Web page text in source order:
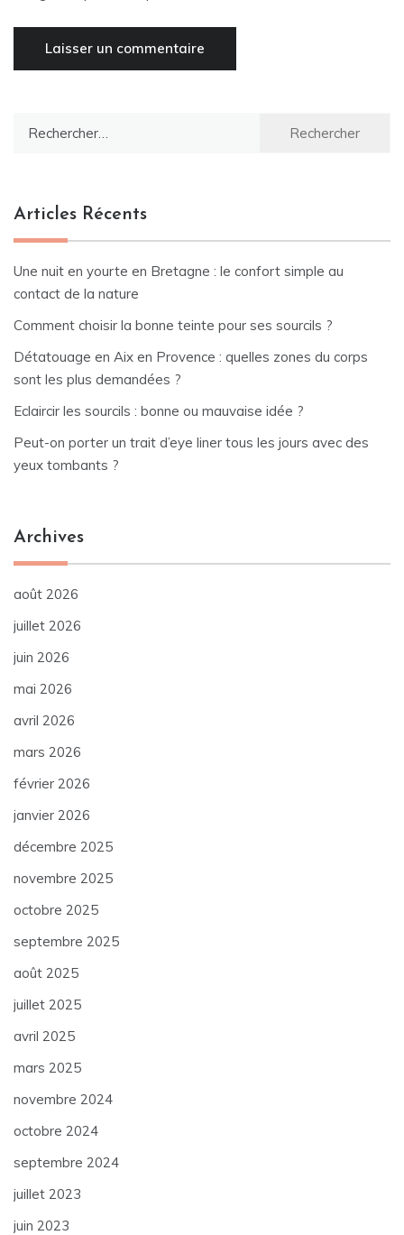
Articles Récents
Une nuit en yourte en Bretagne : le confort simple au
contact de la nature
Comment choisir la bonne teinte pour ses sourcils ?
Détatouage en Aix en Provence : quelles zones du corps
sont les plus demandées ?
Eclaircir les sourcils : bonne ou mauvaise idée ?
Peut-on porter un trait d’eye liner tous les jours avec des
yeux tombants ?
Archives
août 2026
juillet 2026
juin 2026
mai 2026
avril 2026
mars 2026
février 2026
janvier 2026
décembre 2025
novembre 2025
octobre 2025
septembre 2025
août 2025
juillet 2025
avril 2025
mars 2025
novembre 2024
octobre 2024
septembre 2024
juillet 2023
juin 2023